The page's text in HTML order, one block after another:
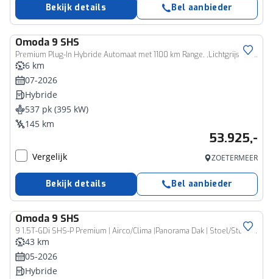
Bekijk details Bel aanbieder
Omoda 9 SHS
Premium Plug-In Hybride Automaat met 1100 km Range, ,Lichtgrijs lederen bekleding, Elektrsiche stoelverstelling voor en achter Nu met 3500 euro zomervoordeel!
6 km
07-2026
Hybride
537 pk (395 kW)
145 km
53.925,-
Vergelijk ZOETERMEER
Bekijk details Bel aanbieder
Omoda 9 SHS
9 1.5T-GDi SHS-P Premium | Airco/Clima |Panorama Dak | Stoel/Stuur verwarming | Rondom Camera | LM Velgen |
43 km
05-2026
Hybride